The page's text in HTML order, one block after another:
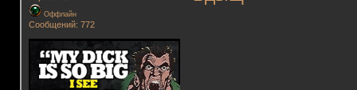
Оффлайн
Сообщений: 772